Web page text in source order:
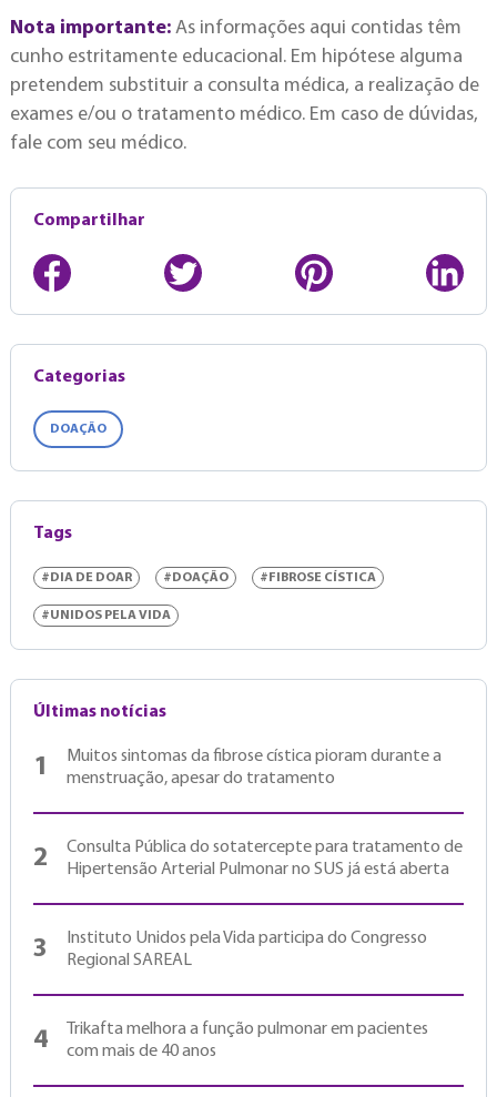
Nota importante:As informações aqui contidas têm
cunho estritamente educacional. Em hipótese alguma
pretendem substituir a consulta médica, a realização de
exames e/ou o tratamento médico. Em caso de dúvidas,
fale com seu médico.
Compartilhar
Categorias
DOAÇÃO
Tags
#DIA DE DOAR #DOAÇÃO #FIBROSE CÍSTICA
#UNIDOS PELA VIDA
Últimas notícias
1
Muitos sintomas da fibrose cística pioram durante a
menstruação, apesar do tratamento
2
Consulta Pública do sotatercepte para tratamento de
Hipertensão Arterial Pulmonar no SUS já está aberta
3
Instituto Unidos pela Vida participa do Congresso
Regional SAREAL
4
Trikafta melhora a função pulmonar em pacientes
com mais de 40 anos